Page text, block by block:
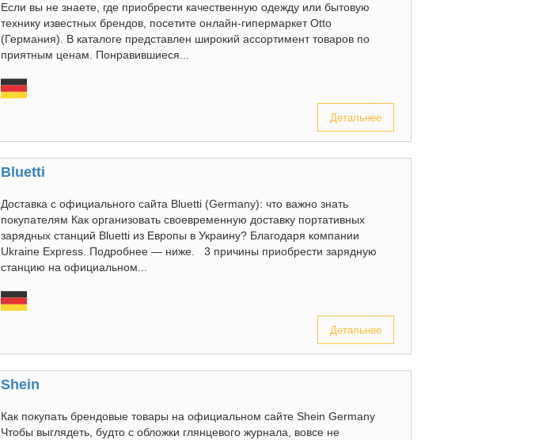
Если вы не знаете, где приобрести качественную одежду или бытовую
технику известных брендов, посетите онлайн-гипермаркет Otto
(Германия). В каталоге представлен широкий ассортимент товаров по
приятным ценам. Понравившиеся...
Детальнее
Bluetti
Доставка с официального сайта Bluetti (Germany): что важно знать
покупателям Как организовать своевременную доставку портативных
зарядных станций Bluetti из Европы в Украину? Благодаря компании
Ukraine Express. Подробнее — ниже. 3 причины приобрести зарядную
станцию на официальном...
Детальнее
Shein
Как покупать брендовые товары на официальном сайте Shein Germany
Чтобы выглядеть, будто с обложки глянцевого журнала, вовсе не